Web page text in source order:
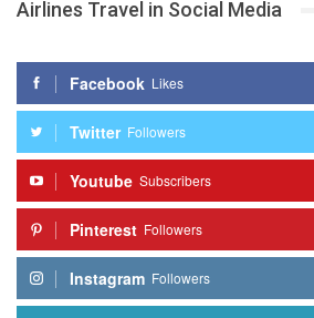
Airlines Travel in Social Media
Facebook Likes
Twitter Followers
Youtube Subscribers
Pinterest Followers
Instagram Followers